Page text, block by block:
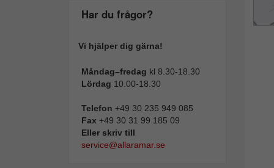
Har du frågor?
Vi hjälper dig gärna!
Måndag–fredag kl 8.30-18.30
Lördag 10.00-18.30
Telefon +49 30 235 949 085
Fax +49 30 31 99 185 09
Eller skriv till
service@allaramar.se